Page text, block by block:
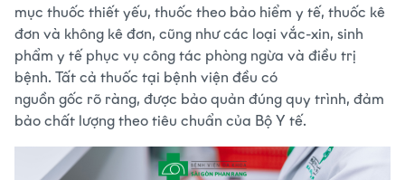
mục thuốc thiết yếu, thuốc theo bảo hiểm y tế, thuốc kê
đơn và không kê đơn, cũng như các loại vắc-xin, sinh
phẩm y tế phục vụ công tác phòng ngừa và điều trị
bệnh. Tất cả thuốc tại bệnh viện đều có
nguồn gốc rõ ràng, được bảo quản đúng quy trình, đảm
bảo chất lượng theo tiêu chuẩn của Bộ Y tế.